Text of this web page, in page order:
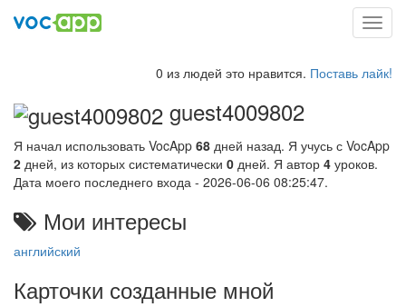
0 из людей это нравится. Поставь лайк!
guest4009802
Я начал использовать VocApp 68 дней назад. Я учусь с VocApp
2 дней, из которых систематически 0 дней. Я автор 4 уроков.
Дата моего последнего входа - 2026-06-06 08:25:47.
Мои интересы
английский
Карточки созданные мной